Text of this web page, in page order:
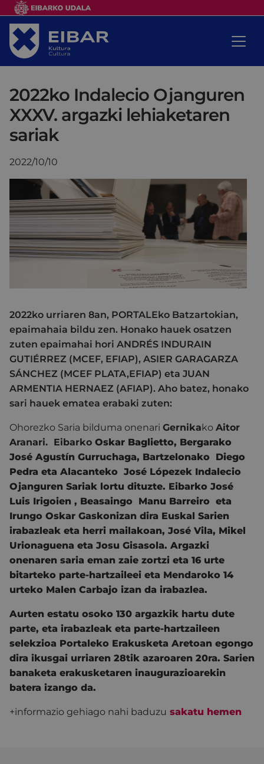
2022ko Indalecio Ojanguren
XXXV. argazki lehiaketaren
sariak
2022/10/10
2022ko urriaren 8an, PORTALEko Batzartokian,
epaimahaia bildu zen. Honako hauek osatzen
zuten epaimahai hori ANDRÉS INDURAIN
GUTIÉRREZ (MCEF, EFIAP), ASIER GARAGARZA
SÁNCHEZ (MCEF PLATA,EFIAP) eta JUAN
ARMENTIA HERNAEZ (AFIAP). Aho batez, honako
sari hauek ematea erabaki zuten:
Ohorezko Saria bilduma onenari Gernikako Aitor
Aranari. Eibarko Oskar Baglietto, Bergarako
José Agustín Gurruchaga, Bartzelonako Diego
Pedra eta Alacanteko José Lópezek Indalecio
Ojanguren Sariak lortu dituzte. Eibarko José
Luis Irigoien , Beasaingo Manu Barreiro eta
Irungo Oskar Gaskonizan dira Euskal Sarien
irabazleak eta herri mailakoan, José Vila, Mikel
Urionaguena eta Josu Gisasola. Argazki
onenaren saria eman zaie zortzi eta 16 urte
bitarteko parte-hartzaileei eta Mendaroko 14
urteko Malen Carbajo izan da irabazlea.
Aurten estatu osoko 130 argazkik hartu dute
parte, eta irabazleak eta parte-hartzaileen
selekzioa Portaleko Erakusketa Aretoan egongo
dira ikusgai urriaren 28tik azaroaren 20ra. Sarien
banaketa erakusketaren inaugurazioarekin
batera izango da.
+informazio gehiago nahi baduzu sakatu hemen